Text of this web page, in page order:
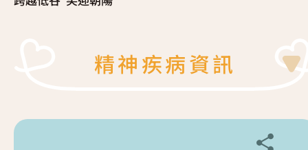
減壓放鬆貼士
服務日程表
精神復元人士照顧者資源庫
自我檢測
精神疾病資訊